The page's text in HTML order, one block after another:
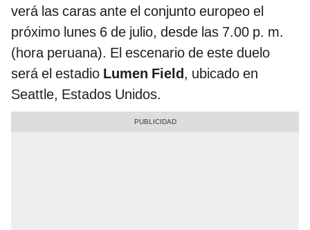
verá las caras ante el conjunto europeo el
próximo lunes 6 de julio, desde las 7.00 p. m.
(hora peruana). El escenario de este duelo
será el estadio Lumen Field, ubicado en
Seattle, Estados Unidos.